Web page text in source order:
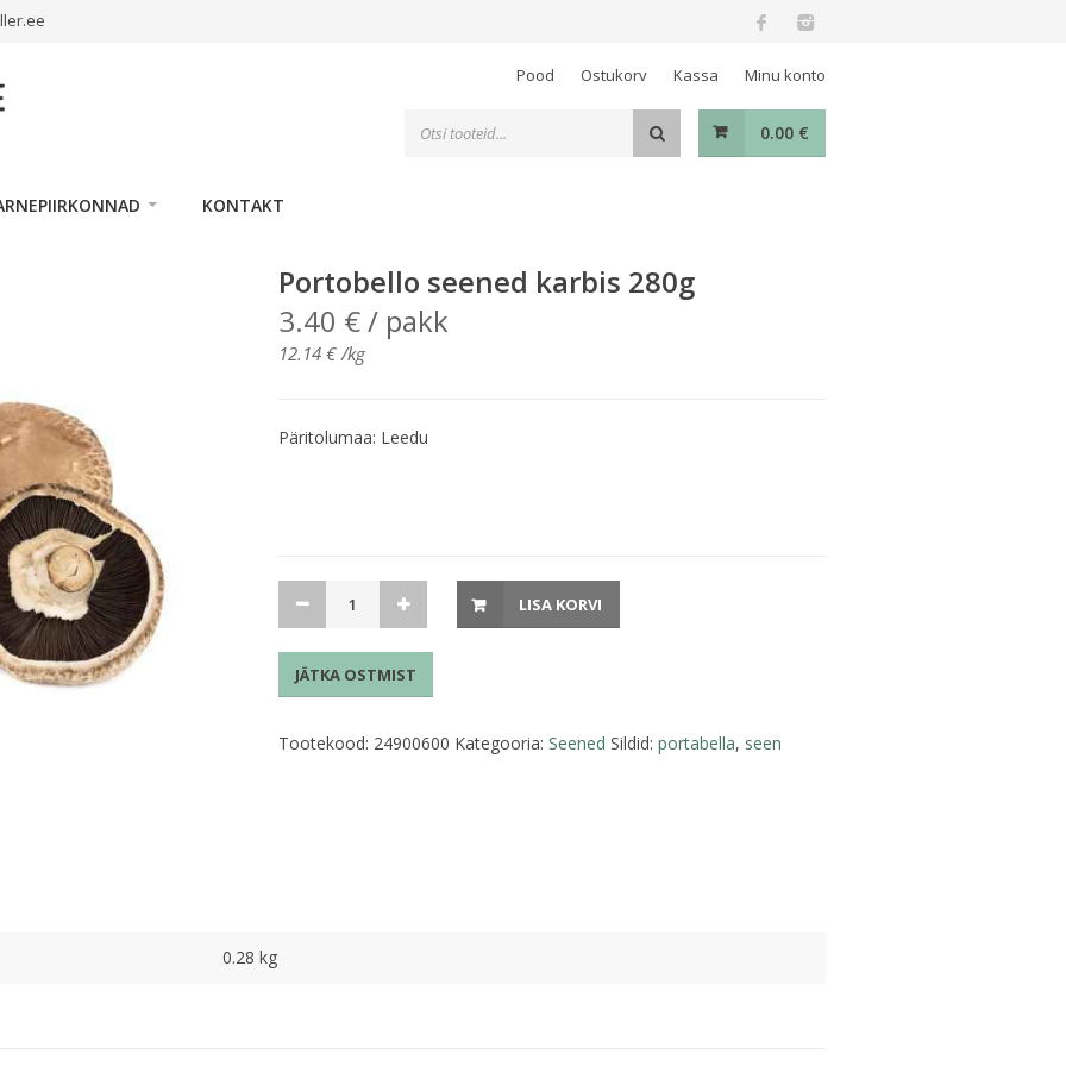
Pood Ostukorv Kassa Minu konto
0.00 €
KONTAKT
Portobello seened karbis 280g
3.40 €/ pakk
12.14€ /kg
Päritolumaa: Leedu
karbis
280g
LISA KORVI
JÄTKA OSTMIST
Tootekood: 24900600 Kategooria: Seened Sildid: portabella, seen
0.28 kg